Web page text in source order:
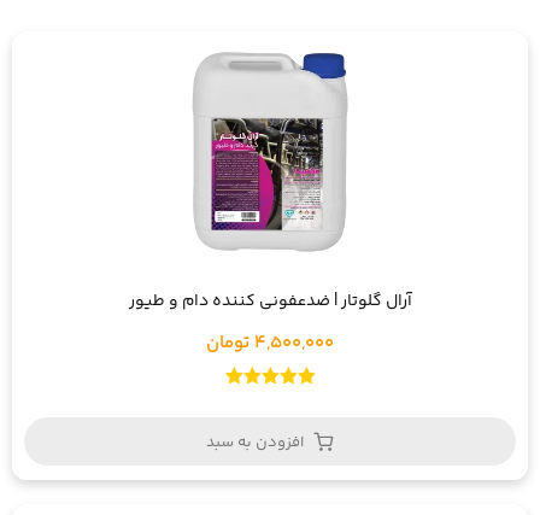
آرال گلوتار | ضدعفونی کننده دام و طیور
4,500,000 تومان
افزودن به سبد